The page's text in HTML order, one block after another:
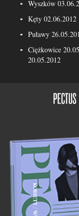
Wyszków
Kęty 02.06.2012
Puławy
Ciężkowice
20.05.2012